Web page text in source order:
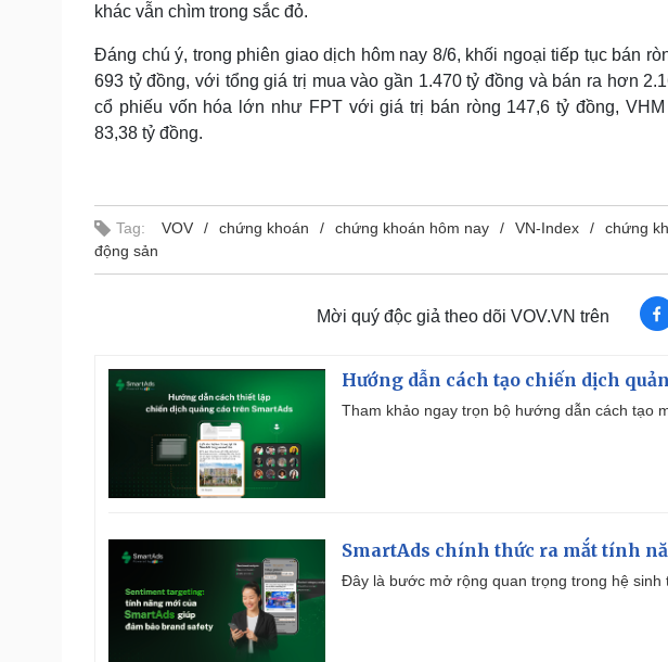
khác vẫn chìm trong sắc đỏ.
Đáng chú ý, trong phiên giao dịch hôm nay 8/6, khối ngoại tiếp tục bán
693 tỷ đồng, với tổng giá trị mua vào gần 1.470 tỷ đồng và bán ra hơn
cổ phiếu vốn hóa lớn như FPT với giá trị bán ròng 147,6 tỷ đồng,
83,38 tỷ đồng.
Tag: VOV chứng khoán chứng khoán hôm nay VN-Index chứng
động sản
Mời quý độc giả theo dõi VOV.VN trên
Hướng dẫn cách tạo chiến dịch
Tham khảo ngay trọn bộ hướng dẫn cách tạo
SmartAds chính thức ra mắt tính
Đây là bước mở rộng quan trọng trong hệ sinh